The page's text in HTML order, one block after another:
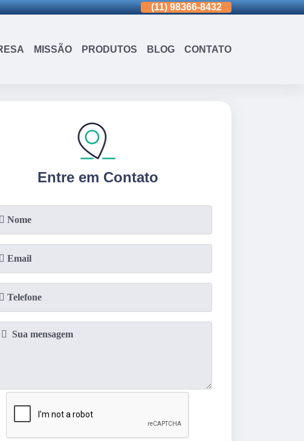
(11)3963-0036 (11) 98366-8432 (15)3326-9334
MISSÃO PRODUTOS BLOG CONTATO
Entre em Contato